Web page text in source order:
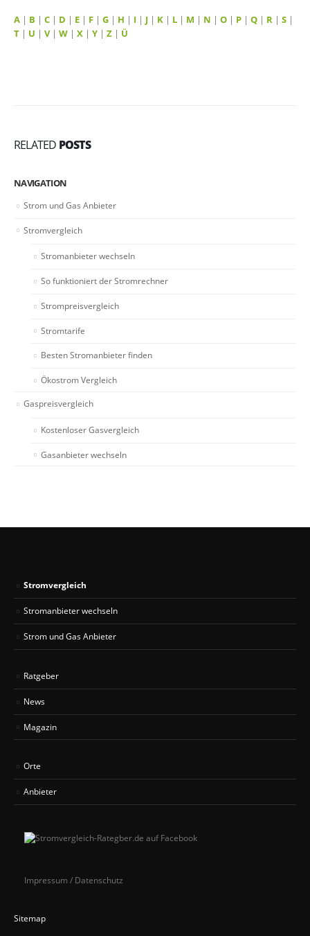
A | B | C | D | E | F | G | H | I | J | K | L | M | N | O | P | Q | R | S |
T | U | V| W | X | Y | Z | Ü
RELATED POSTS
NAVIGATION
Strom und Gas Anbieter
Stromvergleich
Stromanbieter wechseln
So funktioniert der Stromrechner
Strompreisvergleich
Stromtarife
Besten Stromanbieter finden
Ökostrom Vergleich
Gaspreisvergleich
Kostenloser Gasvergleich
Gasanbieter wechseln
Stromvergleich
Stromanbieter wechseln
Strom und Gas Anbieter
Ratgeber
News
Magazin
Orte
Anbieter
Impressum / Datenschutz
Sitemap